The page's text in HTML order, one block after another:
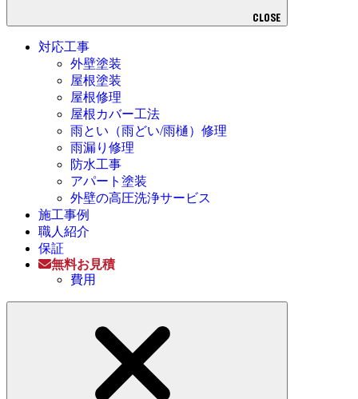
CLOSE
対応工事
外壁塗装
屋根塗装
屋根修理
屋根カバー工法
雨とい（雨どい/雨樋）修理
雨漏り修理
防水工事
アパート塗装
外壁の高圧洗浄サービス
施工事例
職人紹介
保証
無料お見積
費用